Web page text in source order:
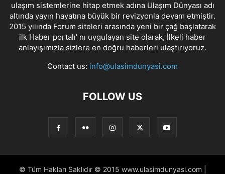
ulaşım sistemlerine hitap etmek adına Ulaşım Dünyası adı
altında yayın hayatına büyük bir revizyonla devam etmiştir.
2015 yılında Forum siteleri arasında yeni bir çağ başlatarak
ilk Haber portalı' nı uygulayan site olarak, İlkeli haber
anlayışımızla sizlere en doğru haberleri ulaştırıyoruz.
Contact us: info@ulasimdunyasi.com
FOLLOW US
© Tüm Hakları Saklıdır © 2015 www.ulasimdunyasi.com |